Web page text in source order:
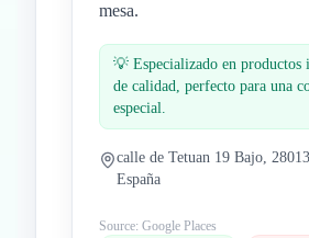
mesa.
💡 Especializado en productos
de calidad, perfecto para una
especial.
calle de Tetuan 19 Bajo,
España
Source: Google Places